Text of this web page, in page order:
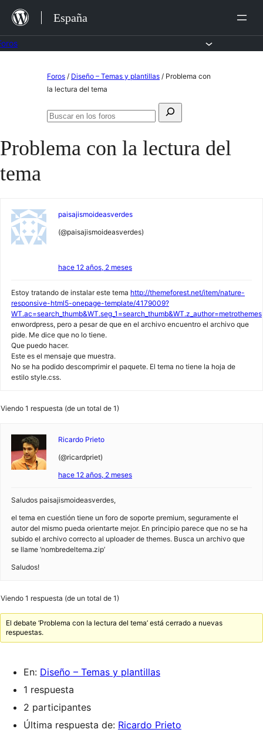
Saltar
contenido
España
Foros / Diseño – Temas y plantillas / Problema con
la lectura del tema
Buscar:
Buscar
los
foros
Problema con la lectura del
tema
paisajismoideasverdes
(@paisajismoideasverdes)
hace 12 años, 2 meses
Estoy tratando de instalar este tema http://themeforest.net/item/nature-
responsive-html5-onepage-template/4179009?
WT.ac=search_thumb&WT.seg_1=search_thumb&WT.z_author=metrothemes
enwordpress, pero a pesar de que en el archivo encuentro el archivo que
pide. Me dice que no lo tiene.
Que puedo hacer.
Este es el mensaje que muestra.
No se ha podido descomprimir el paquete. El tema no tiene la hoja de
estilo style.css.
Viendo 1 respuesta (de un total de 1)
Ricardo Prieto
(@ricardpriet)
hace 12 años, 2 meses
Saludos paisajismoideasverdes,
el tema en cuestión tiene un foro de soporte premium, seguramente el
autor del mismo pueda orientarte mejor. En principio parece que no se ha
subido el archivo correcto al uploader de themes. Busca un archivo que
se llame ‘nombredeltema.zip’
Saludos!
Viendo 1 respuesta (de un total de 1)
El debate ‘Problema con la lectura del tema’ está cerrado a nuevas
respuestas.
En: Diseño – Temas y plantillas
1 respuesta
2 participantes
Última respuesta de: Ricardo Prieto